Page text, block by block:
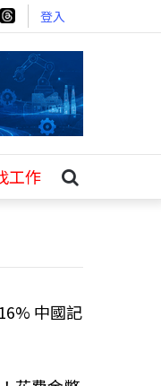
登入
工作
中國記